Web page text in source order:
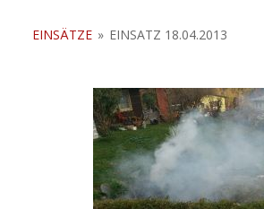
EINSÄTZE » EINSATZ 18.04.2013